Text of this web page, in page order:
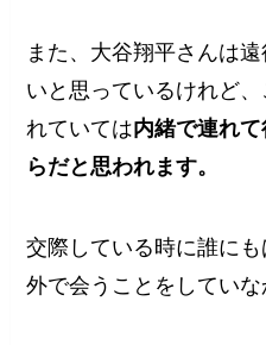
また、大谷翔平さんは
いと思っているけれど
れていては内緒で連れ
らだと思われます。
交際している時に誰に
外で会うことをしていな